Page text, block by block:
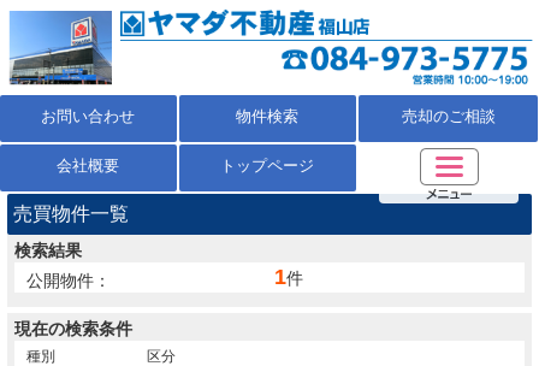
お問い合わせ 物件検索 売却のご相談
会社概要 トップページ
売買物件一覧
検索結果
公開物件：
1件
現在の検索条件
種別
区分